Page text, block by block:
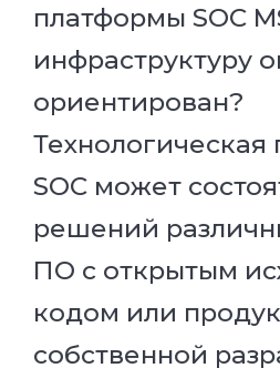
платформы SOC
инфраструктуру
ориентирован?
Технологическая
SOC может
решений
ПО с открытым
кодом или
собственной